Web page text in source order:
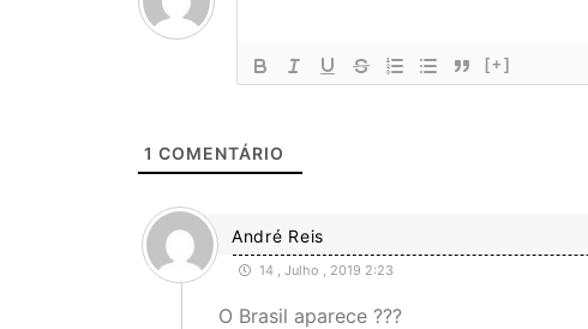
[+]
1 COMENTÁRIO
André Reis
14 , Julho , 2019 2:23
O Brasil aparece ???